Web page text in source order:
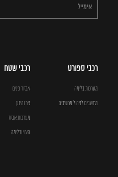
רכבי ספורט
מערכות בלימה
מחשבים לניהול מחשבים
רכבי שטח
אבזור פנים
גיר והינע
מערכות אגזוז
היגוי ובלימה